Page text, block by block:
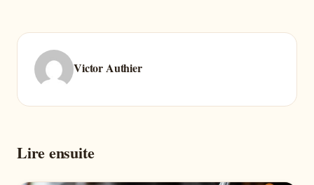
Victor Authier
Lire ensuite